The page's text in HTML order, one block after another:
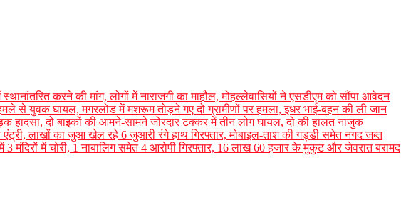
करने की मांग, लोगों में नाराजगी का माहौल, मोहल्लेवासियों ने एसडीएम को सौंपा आवेदन
युवक घायल, मगरलोड में मशरूम तोड़ने गए दो ग्रामीणों पर हमला, इधर भाई-बहन की ली जान
हादसा, दो बाइकों की आमने-सामने जोरदार टक्कर में तीन लोग घायल, दो की हालत नाजुक
एंट्री, लाखों का जुआ खेल रहे 6 जुआरी रंगे हाथ गिरफ्तार, मोबाइल-ताश की गड्डी समेत नगद जब्त
मंदिरों में चोरी, 1 नाबालिग समेत 4 आरोपी गिरफ्तार, 16 लाख 60 हजार के मुकुट और जेवरात बरामद